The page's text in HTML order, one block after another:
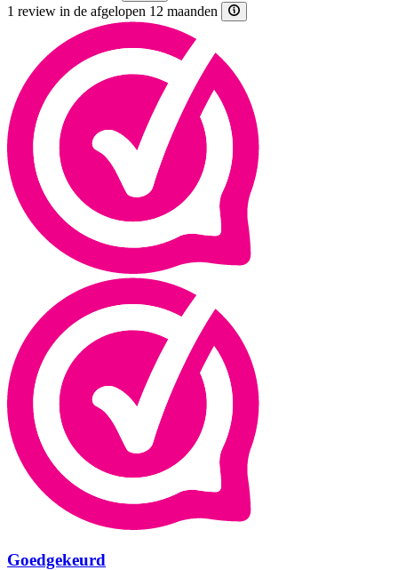
1 review in de afgelopen 12 maanden
Goedgekeurd